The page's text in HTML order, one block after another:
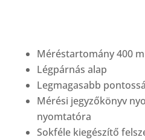
Méréstartomány 400
Légpárnás alap
Legmagasabb
Mérési jegyzőkönyv
nyomtatóra
Sokféle kiegészítő